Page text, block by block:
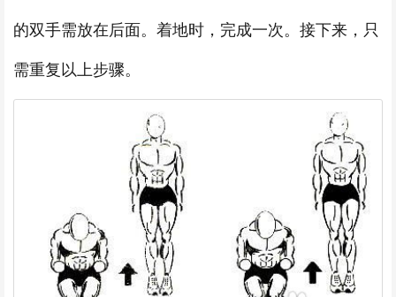
的双手需放在后面。着地时，完成一次。接下来，只
需重复以上步骤。